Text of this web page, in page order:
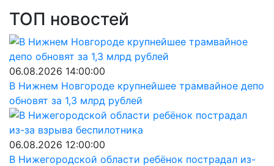
ТОП новостей
06.08.2026 14:00:00
В Нижнем Новгороде крупнейшее трамвайное депо
обновят за 1,3 млрд рублей
06.08.2026 12:00:00
В Нижегородской области ребёнок пострадал из-